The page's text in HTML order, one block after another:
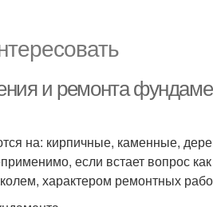
и ремонта
на: кирпичные, каменные,
если встает вопрос
характером ремонтных